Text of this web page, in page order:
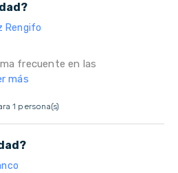
Rengifo
frecuente en las
más
1 persona(s)